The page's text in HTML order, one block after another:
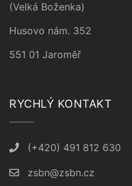
(Velká Boženka)
Husovo nám. 352
551 01 Jaroměř
RYCHLÝ KONTAKT
(+420) 491 812 630
zsbn@zsbn.cz